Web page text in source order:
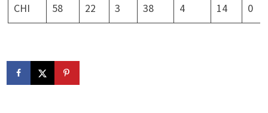
CHI 58 22 3 38 4 14 0